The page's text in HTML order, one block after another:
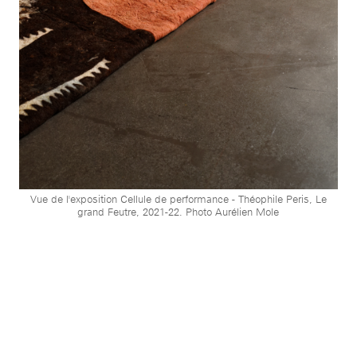
Vue de l'exposition Cellule de performance - Théophile Peris, Le
grand Feutre, 2021-22. Photo Aurélien Mole